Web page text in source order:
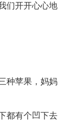
们开开心心地
种苹果，妈妈
都有个凹下去